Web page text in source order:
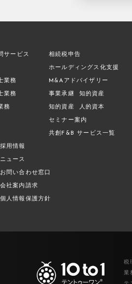
サービス
業務
業務
務
相続税申告
ホールディングス化支援
M&Aアドバイザリー
事業承継 知的資産
知的資産 人的資本
セミナー案内
共創F&B サービス一覧
採用情報
ニュース
お問い合わせ窓口
会社案内請求
個人情報保護方針
税
業